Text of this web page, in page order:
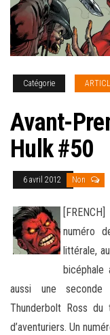
Catégorie
Avant-
Hulk #50
6 avril 2012 Non
numéro
littérale,
bicéphale
aussi une
Thunderbolt Ross du
d’aventuriers. Un